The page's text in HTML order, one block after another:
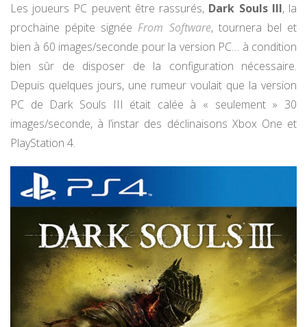
Les joueurs PC peuvent être rassurés, Dark Souls III, la
prochaine pépite signée From Software, tournera bel et
bien à 60 images/seconde pour la version PC… à condition
bien sûr de disposer de la configuration nécessaire.
Depuis quelques jours, une rumeur voulait que la version
PC de Dark Souls III était calée à « seulement » 30
images/seconde, à l’instar des déclinaisons Xbox One et
PlayStation 4.